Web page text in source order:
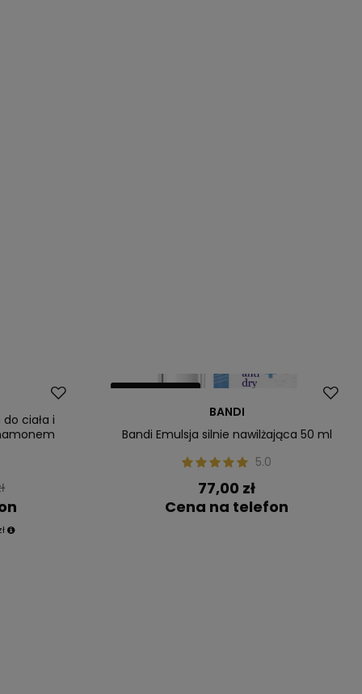
ciała i
Nasz bestseller
BANDI
Bandi Emulsja silnie nawilżająca 50 ml
5.0
77,00 zł
Cena na telefon